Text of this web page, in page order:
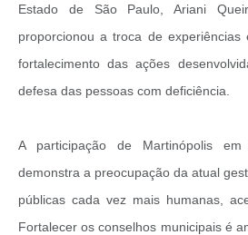
Galeria de Vídeos
SIC
Estado de São Paulo, Ariani
proporcionou a troca de
fortalecimento das ações
defesa das pessoas com deficiência.
A participação de Martinópolis
demonstra a preocupação da atual
públicas cada vez mais humanas,
Fortalecer os conselhos municipais é